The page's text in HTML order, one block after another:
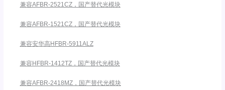
兼容AFBR-2521CZ，国产替代光模块
兼容AFBR-1521CZ，国产替代光模块
兼容安华高HFBR-5911ALZ
兼容HFBR-1412TZ，国产替代光模块
兼容AFBR-2418MZ，国产替代光模块